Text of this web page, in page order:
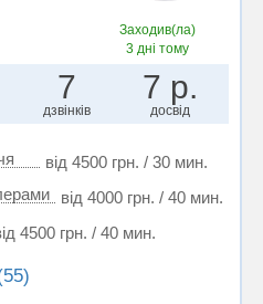
Заходив(ла)
3 дні тому
7
дзвінків
7 р.
досвід
від 4500 грн. / 30 мин.
від 4000 грн. / 40 мин.
4500 грн. / 40 мин.